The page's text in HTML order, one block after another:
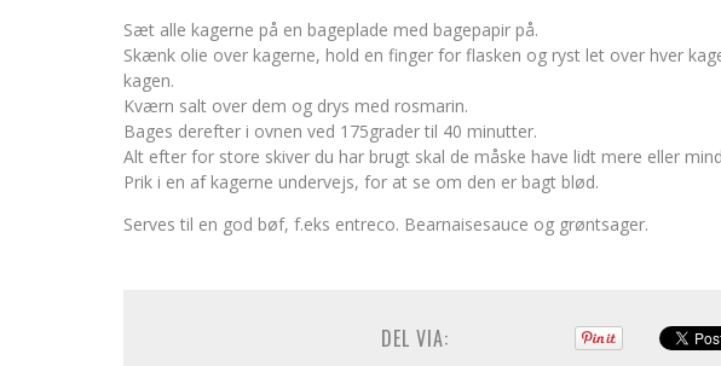
Sæt alle kagerne på en bageplade med bagepapir på.
Skænk olie over kagerne, hold en finger for flasken og ryst let over hver
kagen.
Kværn salt over dem og drys med rosmarin.
Bages derefter i ovnen ved 175grader til 40 minutter.
Alt efter for store skiver du har brugt skal de måske have lidt mere eller
Prik i en af kagerne undervejs, for at se om den er bagt blød.
Serves til en god bøf, f.eks entreco. Bearnaisesauce og grøntsager.
DEL VIA: